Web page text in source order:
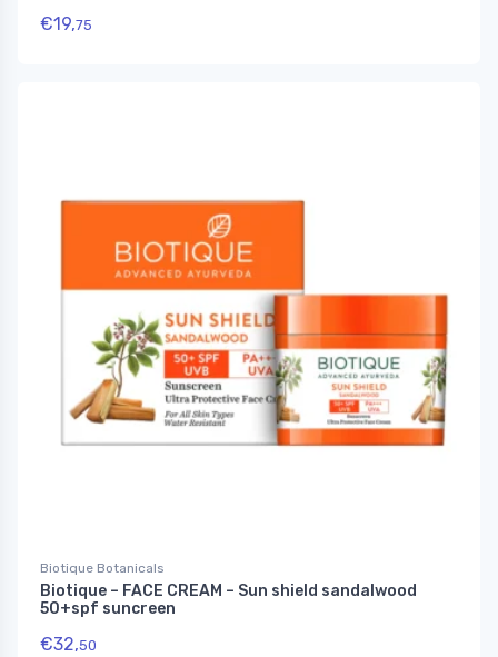
€19,75
Biotique Botanicals
Biotique – FACE CREAM – Sun shield sandalwood
50+spf suncreen
€32,50